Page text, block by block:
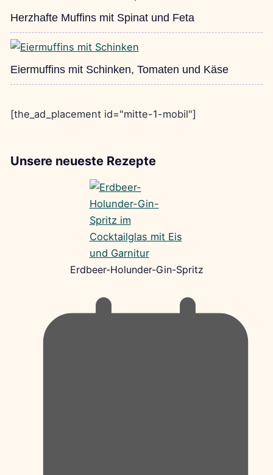
Herzhafte Muffins mit Spinat und Feta
Eiermuffins mit Schinken, Tomaten und Käse
[the_ad_placement id="mitte-1-mobil"]
Unsere neueste Rezepte
Erdbeer-Holunder-Gin-Spritz